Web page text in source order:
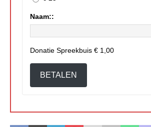
Naam::
Donatie Spreekbuis € 1,00
BETALEN